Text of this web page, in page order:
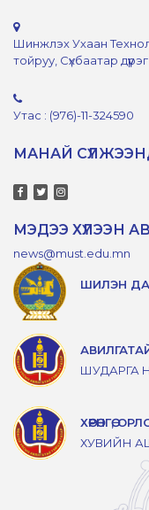
Шинжлэх Ухаан
тойруу, Сүхбаатар
Утас : (976)-11-324590
МАНАЙ
МЭДЭЭ ХҮЛЭЭН
news@must.edu.mn
ШИЛЭН
ШУДАРГА
ХӨРӨНГӨ,
ХУВИЙН